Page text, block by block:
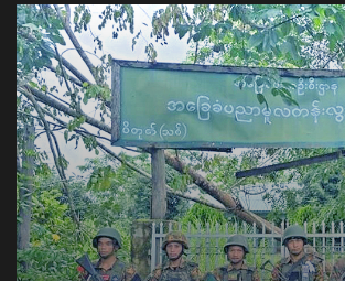
တိုက်ပွဲသတင်း သတင်း
အကြမ်းဖက်သောင်းကျန်းသူများယာယီ
တုတ်ကျေးရွာ၊ တီးတိန်ယံကျေးရွာ၊ ရန်တို
ကျေးရွာနှင့် တွီဘန်ကျေးရွာတို့အားထပ်
Admin July 31, 2026
Latest Posts Trending